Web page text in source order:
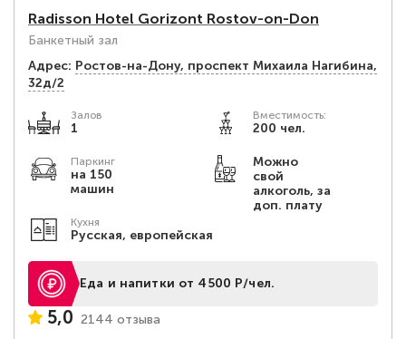
Radisson Hotel Gorizont Rostov-on-Don
Банкетный зал
Адрес: Ростов-на-Дону, проспект Михаила Нагибина,
32д/2
Залов
1
Вместимость:
200 чел.
Паркинг
на 150
машин
Можно
свой
алкоголь, за
доп. плату
Кухня
Русская, европейская
Еда и напитки от 4500 Р/чел.
5,0 2144 отзыва